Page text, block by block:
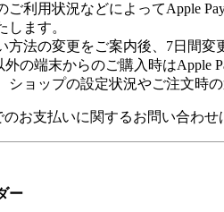
ご利用状況などによってApple
します。
方法の変更をご案内後、7日間変
外の端末からのご購入時はApple
ショップの設定状況やご注文時
のお支払いに関するお問い合わせ
ー